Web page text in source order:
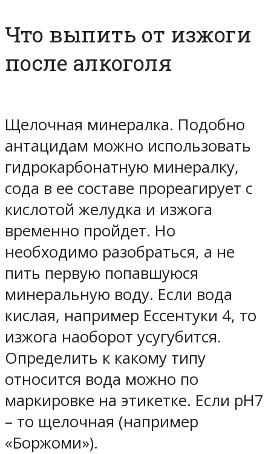
Что выпить от изжоги
после алкоголя
Щелочная минералка. Подобно
антацидам можно использовать
гидрокарбонатную минералку,
сода в ее составе прореагирует с
кислотой желудка и изжога
временно пройдет. Но
необходимо разобраться, а не
пить первую попавшуюся
минеральную воду. Если вода
кислая, например Ессентуки 4, то
изжога наоборот усугубится.
Определить к какому типу
относится вода можно по
маркировке на этикетке. Если pH7
– то щелочная (например
«Боржоми»).